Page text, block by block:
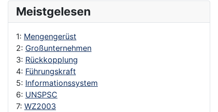
Meistgelesen
1: Mengengerüst
2: Großunternehmen
3: Rückkopplung
4: Führungskraft
5: Informationssystem
6: UNSPSC
7: WZ2003